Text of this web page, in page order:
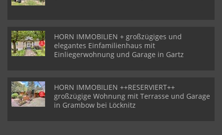
HORN IMMOBILIEN + großzügiges und
elegantes Einfamilienhaus mit
Einliegerwohnung und Garage in Gartz
HORN IMMOBILIEN ++RESERVIERT++
großzügige Wohnung mit Terrasse und Garage
in Grambow bei Löcknitz